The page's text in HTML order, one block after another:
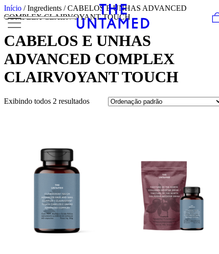
Skip to content
Início / Ingredients / CABELOS E UNHAS ADVANCED
COMPLEX CLAIRVOYANT TOUCH
CABELOS E UNHAS
ADVANCED COMPLEX
CLAIRVOYANT TOUCH
Exibindo todos 2 resultados